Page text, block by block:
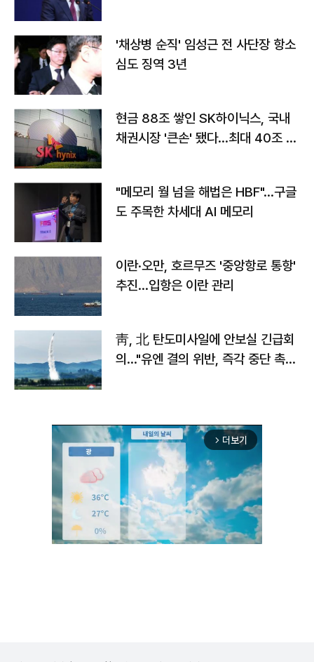
'채상병 순직' 임성근 전 사단장 항소
심도 징역 3년
현금 88조 쌓인 SK하이닉스, 국내
채권시장 '큰손' 됐다…최대 40조 투
"메모리 월 넘을 해법은 HBF"…구글
도 주목한 차세대 AI 메모리
이란·오만, 호르무즈 '중앙항로 통항'
추진…입항은 이란 관리
靑, 北 탄도미사일에 안보실 긴급회
의…"유엔 결의 위반, 즉각 중단 촉
arrow_forward_ios 더보기